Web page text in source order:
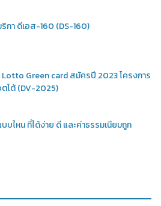
กา ดีเอส-160 (DS-160)
Lotto Green card สมัครปี 2023 โครงการ
โต้ (DV-2025)
บไหน ที่ได้ง่าย ดี และค่าธรรมเนียมถูก